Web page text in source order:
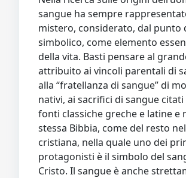
sangue ha sempre
mistero, considerato, dal punto
simbolico, come elemento
della vita. Basti pensare al
attribuito ai vincoli parentali di
alla “fratellanza di sangue” di
nativi, ai sacrifici di sangue citati
fonti classiche greche e latine e
stessa Bibbia, come del resto
cristiana, nella quale uno dei
protagonisti è il simbolo del
Cristo. Il sangue è anche